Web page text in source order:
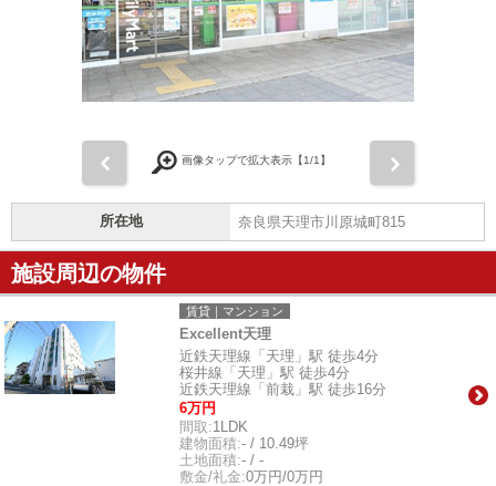
画像タップで拡大表示【1/1】
所在地 奈良県天理市川原城町815
施設周辺の物件
賃貸｜マンション
Excellent天理
近鉄天理線「天理」駅 徒歩4分
桜井線「天理」駅 徒歩4分
近鉄天理線「前栽」駅 徒歩16分
6万円
間取:1LDK
建物面積:- / 10.49坪
土地面積:- / -
敷金/礼金:0万円/0万円